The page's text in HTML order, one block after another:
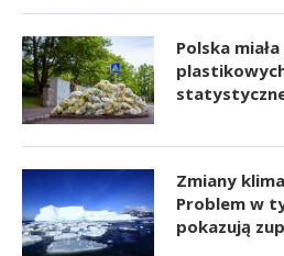
Polska
Zmiany
Problem w
pokazują